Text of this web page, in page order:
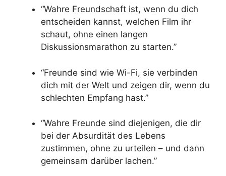
“Wahre Freundschaft ist, wenn du dich
entscheiden kannst, welchen Film ihr
schaut, ohne einen langen
Diskussionsmarathon zu starten.”
“Freunde sind wie Wi-Fi, sie verbinden
dich mit der Welt und zeigen dir, wenn du
schlechten Empfang hast.”
“Wahre Freunde sind diejenigen, die dir
bei der Absurdität des Lebens
zustimmen, ohne zu urteilen – und dann
gemeinsam darüber lachen.”